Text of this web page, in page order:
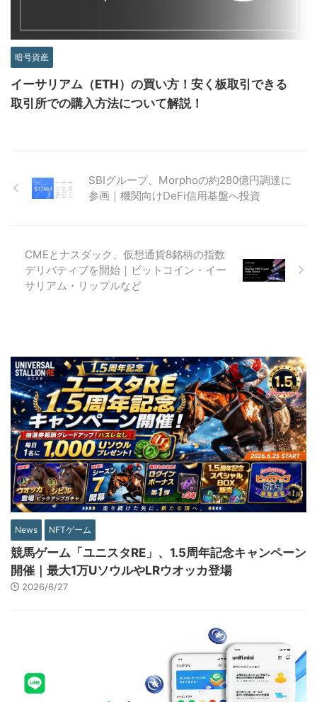
暗号資産
イーサリアム（ETH）の買い方！安く板取引できる
取引所での購入方法について解説！
SBIグループ、Morphoの約280億円調達に
参画｜機関向けDeFi信用基盤へ投資
CMEとナスダック、仮想通貨8銘柄の指数
デリバティブを開始｜ビットコイン・イー
サリアム・リップルなど
News NFTゲーム
競馬ゲーム「ユニスタRE」、1.5周年記念キャンペーン
開催｜最大1万UソウルやLRウオッカ登場
2026/6/27